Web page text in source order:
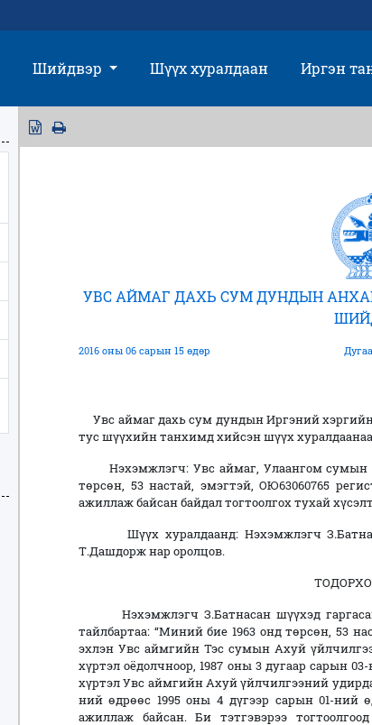
Шийдвэр Шүүх хуралдаан Иргэн
УВС АЙМАГ ДАХЬ СУМ ДУНДЫН
2016 оны 06 сарын 15 өдөр
Увс аймаг дахь сум дундын Иргэний
тус шүүхийн танхимд хийсэн шүүх
Нэхэмжлэгч: Увс аймаг, Улаангом сумын 10
төрсөн, 53 настай, эмэгтэй, ОЮ63060765
ажиллаж байсан байдал тогтоолгох тухай
Шүүх хуралдаанд: Нэхэмжлэгч
Т.Дашдорж нар оролцов.
Нэхэмжлэгч З.Батнасан шүүхэд гаргасан
тайлбартаа: “Миний бие 1963 онд төрсөн, 53
эхлэн Увс аймгийн Тэс сумын Ахуй
хүртэл оёдолчноор, 1987 оны 3 дугаар сарын
хүртэл Увс аймгийн Ахуй үйлчилгээний
ний өдрөөс 1995 оны 4 дүгээр сарын 01-ний
ажиллаж байсан. Би тэтгэвэрээ